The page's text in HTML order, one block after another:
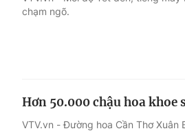
Thế giới đó đây
chạm ngõ.
Hơn 50.000 chậu hoa khoe
VTV.vn - Đường hoa Cần Thơ